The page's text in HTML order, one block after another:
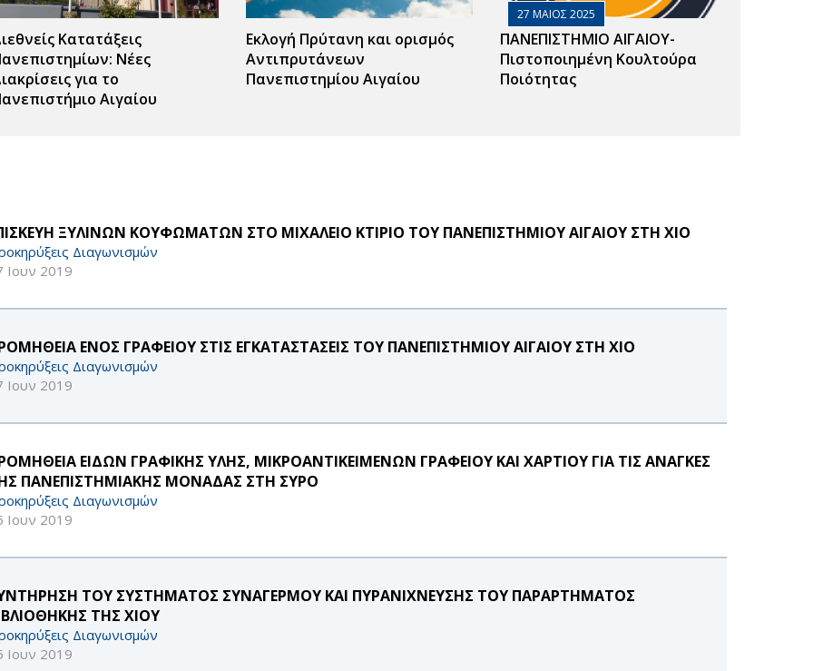
Κατατάξεις
Νέες
για το
Αιγαίου
Εκλογή Πρύτανη και ορισμός
Αντιπρυτάνεων
Πανεπιστημίου Αιγαίου
27 ΜΑΙΟΣ 2025
ΠΑΝΕΠΙΣΤΗΜΙΟ ΑΙΓΑΙΟΥ-
Πιστοποιημένη Κουλτούρα
Ποιότητας
ΞΥΛΙΝΩΝ ΚΟΥΦΩΜΑΤΩΝ ΣΤΟ ΜΙΧΑΛΕΙΟ ΚΤΙΡΙΟ ΤΟΥ ΠΑΝΕΠΙΣΤΗΜΙΟΥ ΑΙΓΑΙΟΥ ΣΤΗ ΧΙΟ
Διαγωνισμών
Ιουν 2019
ΕΝΟΣ ΓΡΑΦΕΙΟΥ ΣΤΙΣ ΕΓΚΑΤΑΣΤΑΣΕΙΣ ΤΟΥ ΠΑΝΕΠΙΣΤΗΜΙΟΥ ΑΙΓΑΙΟΥ ΣΤΗ ΧΙΟ
Διαγωνισμών
Ιουν 2019
ΕΙΔΩΝ ΓΡΑΦΙΚΗΣ ΥΛΗΣ, ΜΙΚΡΟΑΝΤΙΚΕΙΜΕΝΩΝ ΓΡΑΦΕΙΟΥ ΚΑΙ ΧΑΡΤΙΟΥ ΓΙΑ ΤΙΣ ΑΝΑΓΚΕΣ
ΠΑΝΕΠΙΣΤΗΜΙΑΚΗΣ ΜΟΝΑΔΑΣ ΣΤΗ ΣΥΡΟ
Διαγωνισμών
Ιουν 2019
ΤΟΥ ΣΥΣΤΗΜΑΤΟΣ ΣΥΝΑΓΕΡΜΟΥ ΚΑΙ ΠΥΡΑΝΙΧΝΕΥΣΗΣ ΤΟΥ ΠΑΡΑΡΤΗΜΑΤΟΣ
ΤΗΣ ΧΙΟΥ
Διαγωνισμών
Ιουν 2019